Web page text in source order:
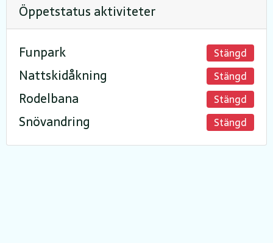
Öppetstatus aktiviteter
Funpark Stängd
Nattskidåkning Stängd
Rodelbana Stängd
Snövandring Stängd